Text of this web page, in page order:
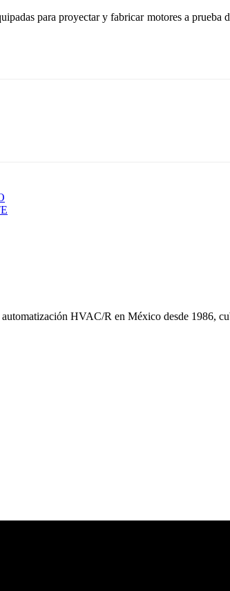
para proyectar y fabricar motores a prueba
HVAC/R en México desde 1986,